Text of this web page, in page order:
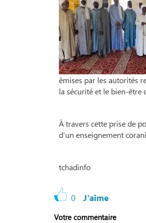
émises par les autorités
la sécurité et le bien-être
À travers cette prise de
d’un enseignement
tchadinfo
0 J'aime
Votre commentaire